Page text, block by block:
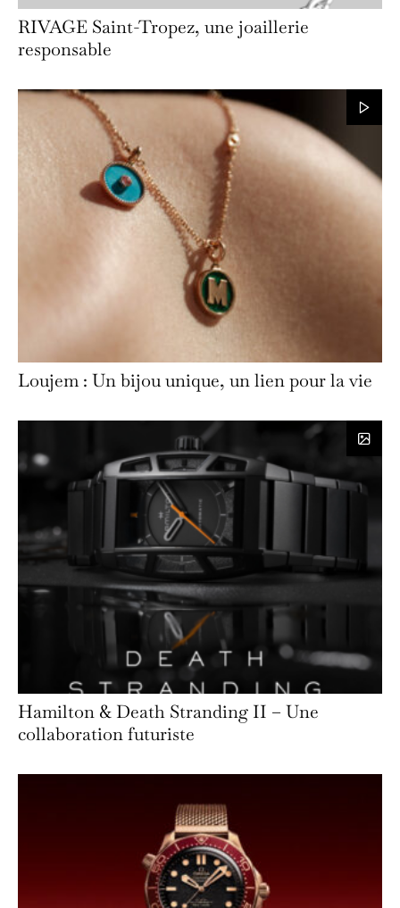
RIVAGE Saint-Tropez, une joaillerie
responsable
Loujem : Un bijou unique, un lien pour la vie
Hamilton & Death Stranding II – Une
collaboration futuriste